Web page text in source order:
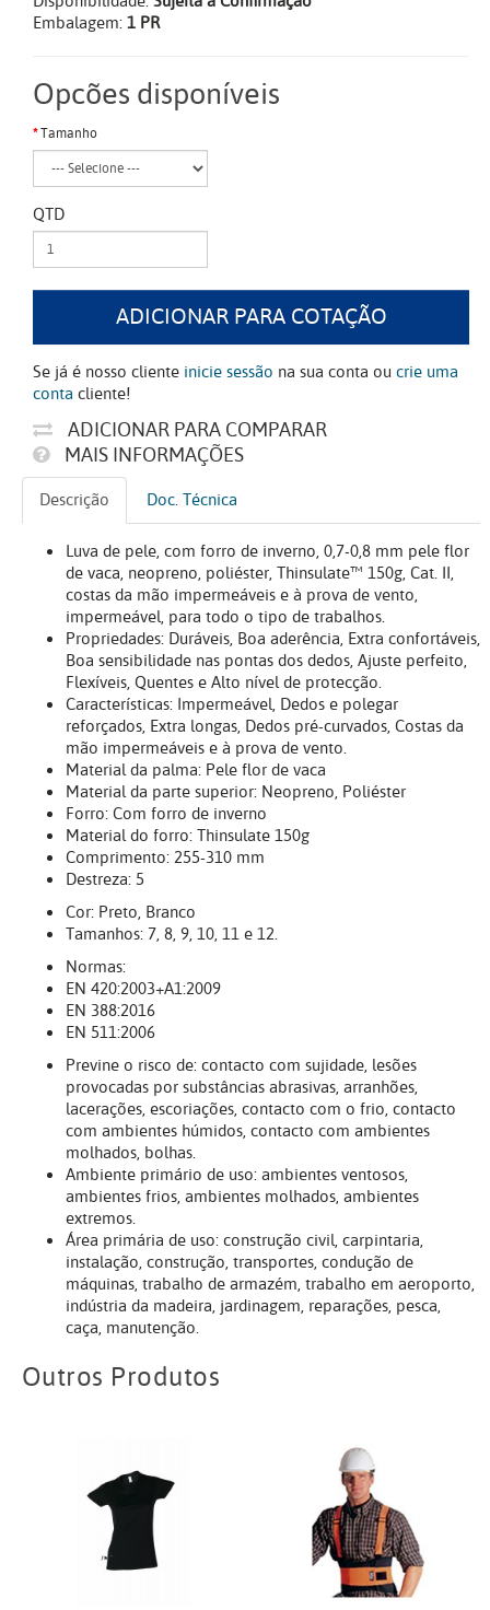
Embalagem:1 PR
Opcões disponíveis
Tamanho
QTD
ADICIONAR PARA COTAÇÃO
Se já é nosso cliente inicie sessão na sua conta oucrie uma
conta cliente!
ADICIONAR PARA COMPARAR
MAIS INFORMAÇÕES
Descrição Doc. Técnica
Luva de pele, com forro de inverno, 0,7-0,8 mm pele flor
de vaca, neopreno, poliéster, Thinsulate™ 150g, Cat. II,
costas da mão impermeáveis e à prova de vento,
impermeável, para todo o tipo de trabalhos.
Propriedades: Duráveis, Boa aderência, Extra confortáveis,
Boa sensibilidade nas pontas dos dedos, Ajuste perfeito,
Flexíveis, Quentes e Alto nível de protecção.
Características: Impermeável, Dedos e polegar
reforçados, Extra longas, Dedos pré-curvados, Costas da
mão impermeáveis e à prova de vento.
Material da palma: Pele flor de vaca
Material da parte superior: Neopreno, Poliéster
Forro: Com forro de inverno
Material do forro: Thinsulate 150g
Comprimento: 255-310 mm
Destreza: 5
Cor: Preto, Branco
Tamanhos: 7, 8, 9, 10, 11 e 12.
Normas:
EN 420:2003+A1:2009
EN 388:2016
EN 511:2006
Previne o risco de: contacto com sujidade, lesões
provocadas por substâncias abrasivas, arranhões,
lacerações, escoriações, contacto com o frio, contacto
com ambientes húmidos, contacto com ambientes
molhados, bolhas.
Ambiente primário de uso: ambientes ventosos,
ambientes frios, ambientes molhados, ambientes
extremos.
Área primária de uso: construção civil, carpintaria,
instalação, construção, transportes, condução de
máquinas, trabalho de armazém, trabalho em aeroporto,
indústria da madeira, jardinagem, reparações, pesca,
caça, manutenção.
Outros Produtos